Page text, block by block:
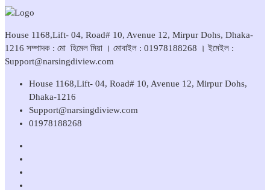
House 1168,Lift- 04, Road# 10, Avenue 12, Mirpur Dohs, Dhaka-
1216 সম্পাদক : মো হিমেল মিয়া । মোবাইল : 01978188268 । ইমেইল :
Support@narsingdiview.com
House 1168,Lift- 04, Road# 10, Avenue 12, Mirpur Dohs,
Dhaka-1216
Support@narsingdiview.com
01978188268